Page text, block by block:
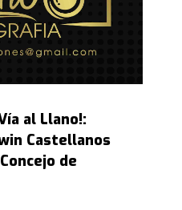
al Llano!:
Castellanos
de